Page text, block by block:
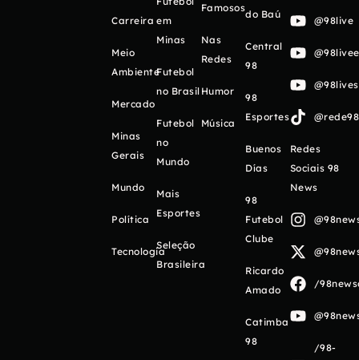
Carreira
Meio
Ambiente
Mercado
Minas
Gerais
Mundo
Política
Tecnologia
em
Minas
Futebol
no Brasil
Futebol
no
Mundo
Mais
Esportes
Seleção
Brasileira
Famosos
Nas
Redes
Humor
Música
do Baú
Central
98
98
Esportes
Buenos
Días
98
Futebol
Clube
Ricardo
Amado
Catimba
98
@98live
Redes
Sociais 98
News
/
/98-